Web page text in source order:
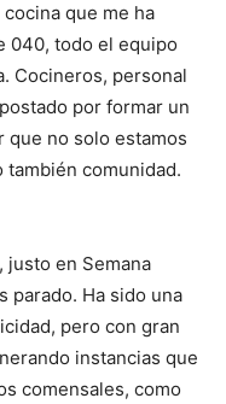
que me ha
040, todo el equipo
Cocineros, personal
por formar un
que no solo estamos
comunidad.
justo en Semana
parado. Ha sido una
pero con gran
instancias que
comensales, como